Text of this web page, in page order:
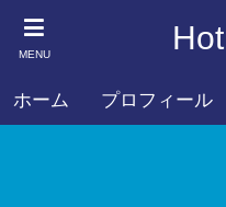
MENU
ホーム プロフィール